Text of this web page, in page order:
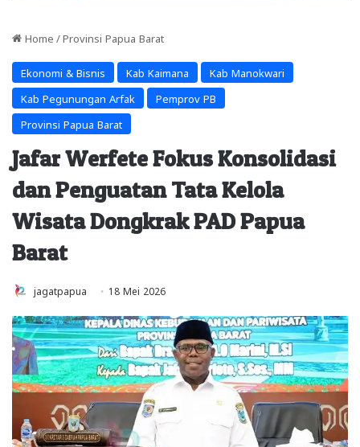
Home / Provinsi Papua Barat
Ekonomi & Bisnis Kab Kaimana Kab Manokwari
Kab Pegunungan Arfak Pemprov PB
Provinsi Papua Barat
Jafar Werfete Fokus Konsolidasi
dan Penguatan Tata Kelola
Wisata Dongkrak PAD Papua
Barat
jagatpapua 18 Mei 2026